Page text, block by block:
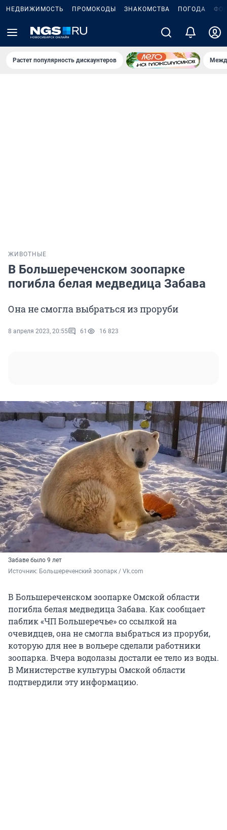
НЕДВИЖИМОСТЬ ПРОМОКОДЫ ЗНАКОМСТВА ПОГОДА
Растет популярность дискаунтеров
ЖИВОТНЫЕ
В Большереченском зоопарке
погибла белая медведица Забава
Она не смогла выбраться из проруби
8 апреля 2023, 20:55 61 16 823
Забаве было 9 лет
Источник: Большереченский зоопарк / Vk.com
В Большереченском зоопарке Омской области
погибла белая медведица Забава. Как сообщает
паблик «ЧП Большеречье» со ссылкой на
очевидцев, она не смогла выбраться из проруби,
которую для нее в вольере сделали работники
зоопарка. Вчера водолазы достали ее тело из воды.
В Министерстве культуры Омской области
подтвердили эту информацию.